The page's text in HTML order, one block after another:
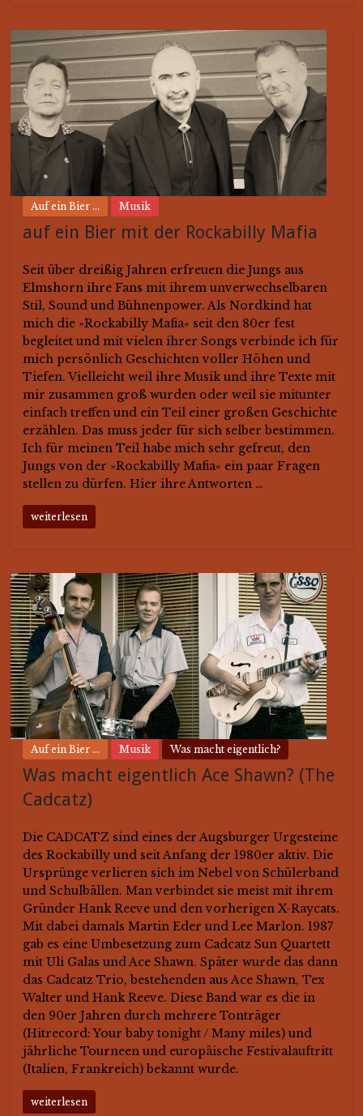
Auf ein Bier ... Musik
auf ein Bier mit der Rockabilly Mafia
Seit über dreißig Jahren erfreuen die Jungs aus
Elmshorn ihre Fans mit ihrem unverwechselbaren
Stil, Sound und Bühnenpower. Als Nordkind hat
mich die »Rockabilly Mafia« seit den 80er fest
begleitet und mit vielen ihrer Songs verbinde ich für
mich persönlich Geschichten voller Höhen und
Tiefen. Vielleicht weil ihre Musik und ihre Texte mit
mir zusammen groß wurden oder weil sie mitunter
einfach treffen und ein Teil einer großen Geschichte
erzählen. Das muss jeder für sich selber bestimmen.
Ich für meinen Teil habe mich sehr gefreut, den
Jungs von der »Rockabilly Mafia« ein paar Fragen
stellen zu dürfen. Hier ihre Antworten …
weiterlesen
Auf ein Bier ... Musik Was macht eigentlich?
Was macht eigentlich Ace Shawn? (The
Cadcatz)
Die CADCATZ sind eines der Augsburger Urgesteine
des Rockabilly und seit Anfang der 1980er aktiv. Die
Ursprünge verlieren sich im Nebel von Schülerband
und Schulbällen. Man verbindet sie meist mit ihrem
Gründer Hank Reeve und den vorherigen X-Raycats.
Mit dabei damals Martin Eder und Lee Marlon. 1987
gab es eine Umbesetzung zum Cadcatz Sun Quartett
mit Uli Galas und Ace Shawn. Später wurde das dann
das Cadcatz Trio, bestehenden aus Ace Shawn, Tex
Walter und Hank Reeve. Diese Band war es die in
den 90er Jahren durch mehrere Tonträger
(Hitrecord: Your baby tonight / Many miles) und
jährliche Tourneen und europäische Festivalauftritt
(Italien, Frankreich) bekannt wurde.
weiterlesen